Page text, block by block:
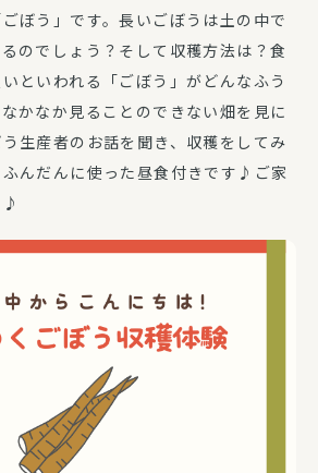
ぼう」です。長いごぼうは土の中で
のでしょう？そして収穫方法は？食
といわれる「ごぼう」がどんなふう
かなか見ることのできない畑を見に
生産者のお話を聞き、収穫をしてみ
んだんに使った昼食付きです♪ご家
♪